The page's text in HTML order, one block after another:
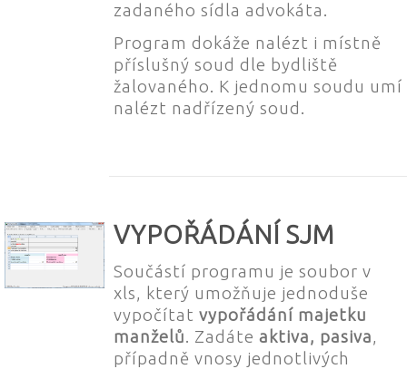
zadaného sídla advokáta.
Program dokáže nalézt i místně
příslušný soud dle bydliště
žalovaného. K jednomu soudu umí
nalézt nadřízený soud.
VYPOŘÁDÁNÍ SJM
Součástí programu je soubor v
xls, který umožňuje jednoduše
vypočítat vypořádání majetku
manželů. Zadáte aktiva, pasiva,
případně vnosy jednotlivých